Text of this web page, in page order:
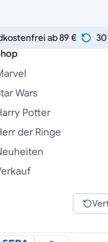
ab 89 €
Wars
Potter
der Ringe